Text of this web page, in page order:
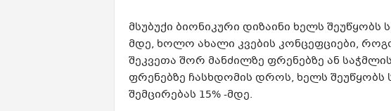
მსუბუქი ბიონიკური დიზაინი ხელს შეუწყობს
მდე, ხოლო ახალი კვების კონცეფციები,
შეკვეთა შორ მანძილზე ფრენებზე ან
ფრენებზე ჩასხდომის დროს, ხელს შეუწყობს
შემცირებას 15% -მდე.